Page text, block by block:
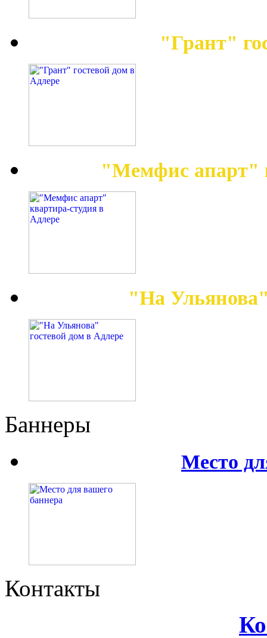
"Грант"
"Мемфис апарт"
"На Ульянова"
Баннеры
Место
Контакты